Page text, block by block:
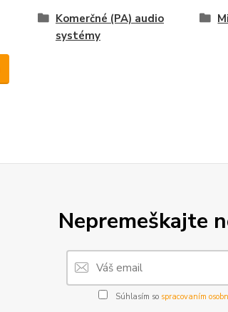
Komerčné (PA) audio
systémy
Nepremeškajte
Súhlasím so spracovaním